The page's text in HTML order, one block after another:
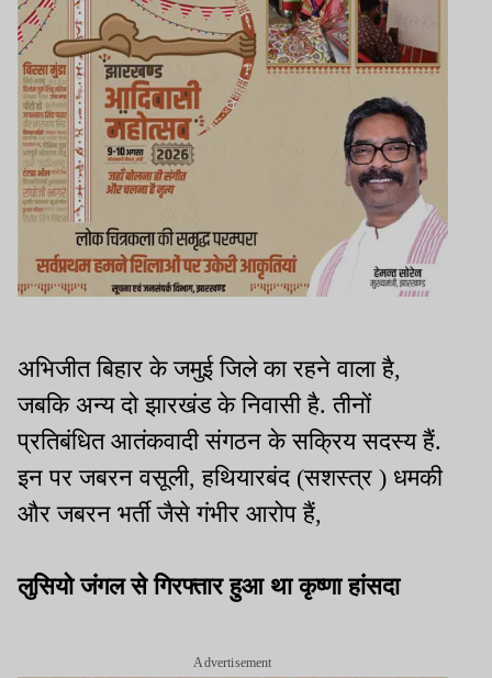
अभिजीत बिहार के जमुई जिले का रहने वाला है,
जबकि अन्य दो झारखंड के निवासी है. तीनों
प्रतिबंधित आतंकवादी संगठन के सक्रिय सदस्य हैं.
इन पर जबरन वसूली, हथियारबंद (सशस्त्र ) धमकी
और जबरन भर्ती जैसे गंभीर आरोप हैं,
लुसियो जंगल से गिरफ्तार हुआ था कृष्णा हांसदा
Advertisement